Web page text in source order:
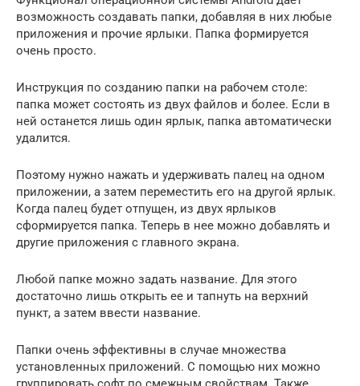
возможность создавать папки, добавляя в них любые
приложения и прочие ярлыки. Папка формируется
очень просто.
Инструкция по созданию папки на рабочем столе:
папка может состоять из двух файлов и более. Если в
ней останется лишь один ярлык, папка автоматически
удалится.
Поэтому нужно нажать и удерживать палец на одном
приложении, а затем переместить его на другой ярлык.
Когда палец будет отпущен, из двух ярлыков
сформируется папка. Теперь в нее можно добавлять и
другие приложения с главного экрана.
Любой папке можно задать название. Для этого
достаточно лишь открыть ее и тапнуть на верхний
пункт, а затем ввести название.
Папки очень эффективны в случае множества
установленных приложений. С помощью них можно